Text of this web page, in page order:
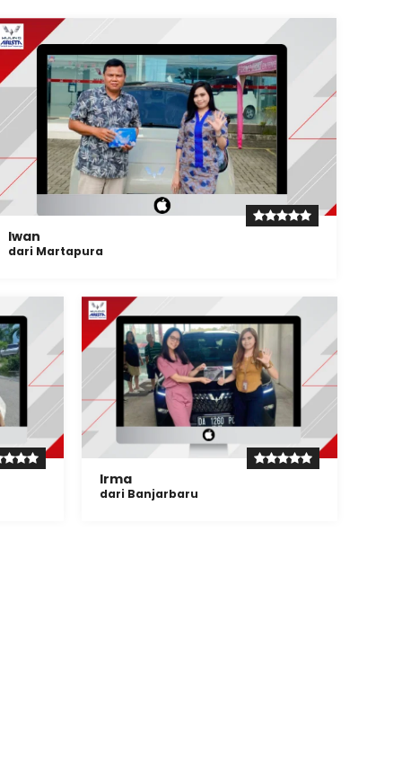
Iwan
dari Martapura
Irma
dari Banjarbaru